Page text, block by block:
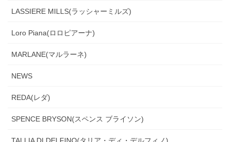
LASSIERE MILLS(ラッシャーミルズ)
Loro Piana(ロロピアーナ)
MARLANE(マルラーネ)
NEWS
REDA(レダ)
SPENCE BRYSON(スペンス ブライソン)